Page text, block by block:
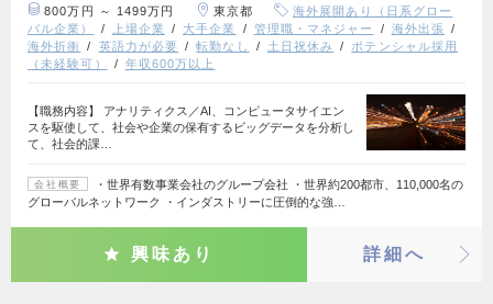
800万円 ～ 1499万円 東京都
海外展開あり（日系グロー
バル企業）
上場企業 大手企業 管理職・マネジャー
海外出張
海外折衝
英語力が必要 転勤なし 土日祝休み
ポテンシャル採用
（未経験可）
年収600万以上
【職務内容】 アナリティクス／AI、コンピュータサイエン
スを駆使して、社会や企業の保有するビッグデータを分析し
て、社会的課…
会社概要
・世界有数事業会社のグループ会社 ・世界約200都市、110,000名の
グローバルネットワーク ・インダストリーに圧倒的な強…
興味あり 詳細へ